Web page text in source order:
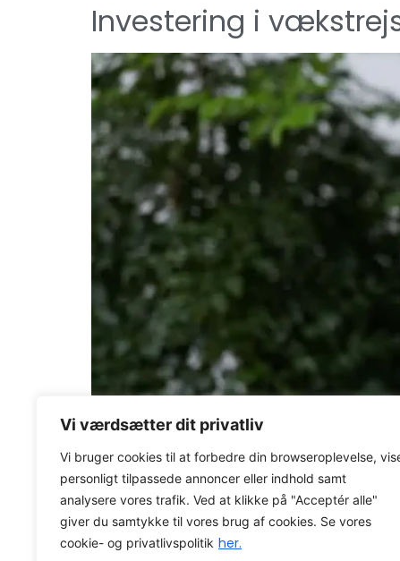
Vi værdsætter dit privatliv
Vi bruger cookies til at forbedre din browseroplevelse,
personligt tilpassede annoncer eller indhold samt
analysere vores trafik. Ved at klikke på "Acceptér alle"
giver du samtykke til vores brug af cookies. Se vores
cookie- og privatlivspolitik her.
Investering i
Hvis man skal på en vild rejse er det altid